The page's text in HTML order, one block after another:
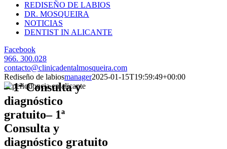
REDISEÑO DE LABIOS
DR. MOSQUEIRA
NOTICIAS
DENTIST IN ALICANTE
Facebook
966. 300.028
contacto@clinicadentalmosqueira.com
Rediseño de labiosmanager2025-01-15T19:59:49+00:00
– 1ª Consulta y
diagnóstico
gratuito– 1ª
Consulta y
diagnóstico gratuito